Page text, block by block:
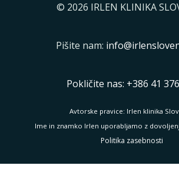
© 2026 IRLEN KLINIKA
Pišite nam:
Pokličite nas: +386 41
Avtorske pravice: Irlen klinika
Ime in znamko Irlen uporabljamo z
Politika zasebnosti